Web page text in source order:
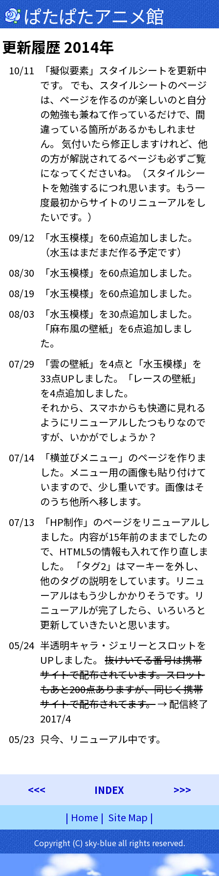
ぱたぱたアニメ館
更新履歴 2014年
10/11
「擬似要素」スタイルシートを更新中
です。 でも、スタイルシートのページ
は、ページを作るのが楽しいのと自分
の勉強も兼ねて作っているだけで、間
違っている箇所があるかもしれませ
ん。 気付いたら修正しますけれど、他
の方が解説されてるページも必ずご覧
になってくださいね。（スタイルシー
トを勉強するにつれ思います。もう一
度最初からサイトのリニューアルをし
たいです。）
09/12
「水玉模様」を60点追加しました。
（水玉はまだまだ作る予定です）
08/30
「水玉模様」を60点追加しました。
08/19
「水玉模様」を60点追加しました。
08/03
「水玉模様」を30点追加しました。
「麻布風の壁紙」を6点追加しまし
た。
07/29
「雲の壁紙」を4点と「水玉模様」を
33点UPしました。「レースの壁紙」
を4点追加しました。
それから、スマホからも快適に見れる
ようにリニューアルしたつもりなので
すが、いかがでしょうか？
07/14
「横並びメニュー」のページを作りま
した。メニュー用の画像も貼り付けて
いますので、少し重いです。画像はそ
のうち他所へ移します。
07/13
「HP制作」のページをリニューアルし
ました。内容が15年前のままでしたの
で、HTML5の情報も入れて作り直しま
した。 「タグ2」はマーキーを外し、
他のタグの説明をしています。リニュ
ーアルはもう少しかかりそうです。リ
ニューアルが完了したら、いろいろと
更新していきたいと思います。
05/24 半透明キャラ・ジェリーとスロットを
UPしました。抜けいてる番号は携帯
サイトで配布されています。スロット
もあと200点ありますが、同じく携帯
サイトで配布されてます。→ 配信終了
2017/4
05/23 只今、リニューアル中です。
<<< INDEX
>>>
| Home | Site Map |
Copyright (C) sky-blue all rights reserved.